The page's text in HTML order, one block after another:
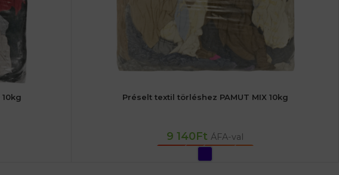
Préselt textil törléshez PAMUT MIX 10kg
9 140Ft ÁFA-val
OPCIÓK VÁLASZTÁSA